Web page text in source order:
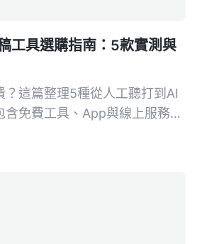
工具選購指南：5款實測與
？這篇整理5種從人工聽打到AI
免費工具、App與線上服務，